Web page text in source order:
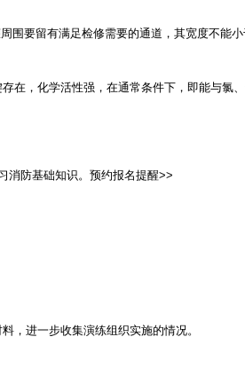
要留有满足检修需要的通道，其宽度不能小
，化学活性强，在通常条件下，即能与氯
消防基础知识。预约报名提醒>>
进一步收集演练组织实施的情况。